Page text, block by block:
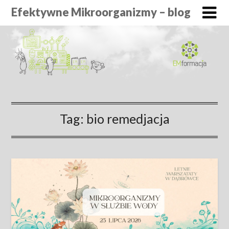
Efektywne Mikroorganizmy – blog
Tag: bio remedjacja